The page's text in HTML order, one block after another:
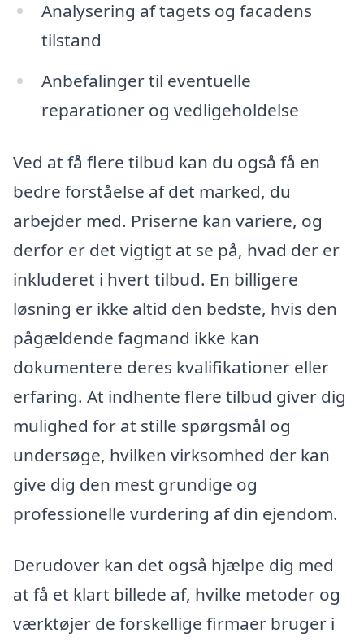
Analysering af tagets og facadens
tilstand
Anbefalinger til eventuelle
reparationer og vedligeholdelse
Ved at få flere tilbud kan du også få en
bedre forståelse af det marked, du
arbejder med. Priserne kan variere, og
derfor er det vigtigt at se på, hvad der er
inkluderet i hvert tilbud. En billigere
løsning er ikke altid den bedste, hvis den
pågældende fagmand ikke kan
dokumentere deres kvalifikationer eller
erfaring. At indhente flere tilbud giver dig
mulighed for at stille spørgsmål og
undersøge, hvilken virksomhed der kan
give dig den mest grundige og
professionelle vurdering af din ejendom.
Derudover kan det også hjælpe dig med
at få et klart billede af, hvilke metoder og
værktøjer de forskellige firmaer bruger i